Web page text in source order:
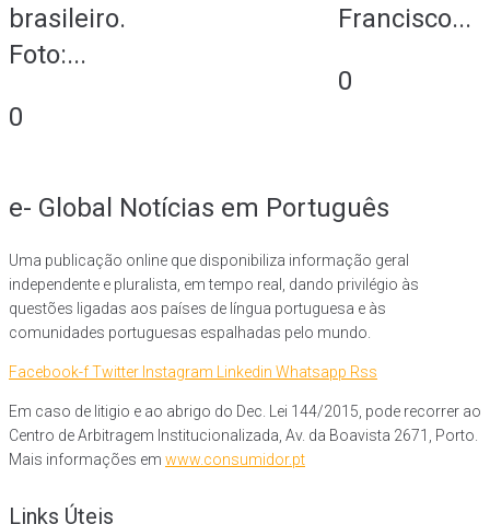
brasileiro.
Foto:...
0
Francisco...
0
e- Global Notícias em Português
Uma publicação online que disponibiliza informação geral
independente e pluralista, em tempo real, dando privilégio às
questões ligadas aos países de língua portuguesa e às
comunidades portuguesas espalhadas pelo mundo.
Facebook-fTwitter Instagram Linkedin Whatsapp Rss
Em caso de litigio e ao abrigo do Dec. Lei 144/2015, pode recorrer ao
Centro de Arbitragem Institucionalizada, Av. da Boavista 2671, Porto.
Mais informações em www.consumidor.pt
Links Úteis